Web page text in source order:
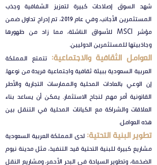
شهد السوق إصلاحات كبيرة لتعزيز الشفافية وجذب
المستثمرين الأجانب. وفي عام 2019، تم إدراج تداول ضمن
مؤشر MSCI للأسواق الناشئة، مما زاد من ظهورها
وجاذبيتها للمستثمرين الدوليين.
العوامل الثقافية والاجتماعية: تتمتع المملكة
العربية السعودية ببيئة ثقافية واجتماعية فريدة من نوعها.
إن الوعي بالعادات المحلية والممارسات التجارية والأطر
القانونية أمر مهم لنجاح الاستثمار. يمكن أن يساعد بناء
العلاقات والشراكة مع الكيانات المحلية في التنقل بين
هذه العوامل.
تطوير البنية التحتية: لدى المملكة العربية السعودية
مشاريع كبيرة للبنية التحتية قيد التنفيذ، مثل مدينة نيوم
الضخمة، وتطوير السياحة في البحر الأحمر، ومشاريع النقل